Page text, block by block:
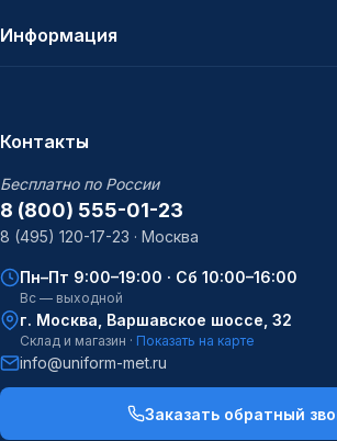
Информация
Контакты
Бесплатно по России
8 (800) 555-01-23
8 (495) 120-17-23 · Москва
Пн–Пт 9:00–19:00 · Сб 10:00–16:00
Вс — выходной
г. Москва, Варшавское шоссе, 32
Склад и магазин · Показать на карте
info@uniform-met.ru
Заказать обратный